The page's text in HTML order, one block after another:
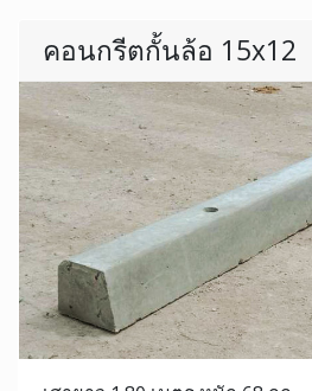
คอนกรีตกั้นล้อ 15x12